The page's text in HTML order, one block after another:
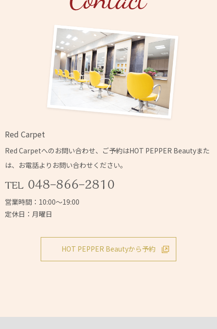
Red Carpet
Red Carpetへの お問い合わせ、ご予約はHOT PEPPER Beautyまた
は、 お電話よりお問い合わせください。
営業時間：10:00～19:00
定休日：月曜日
HOT PEPPER Beautyから予約